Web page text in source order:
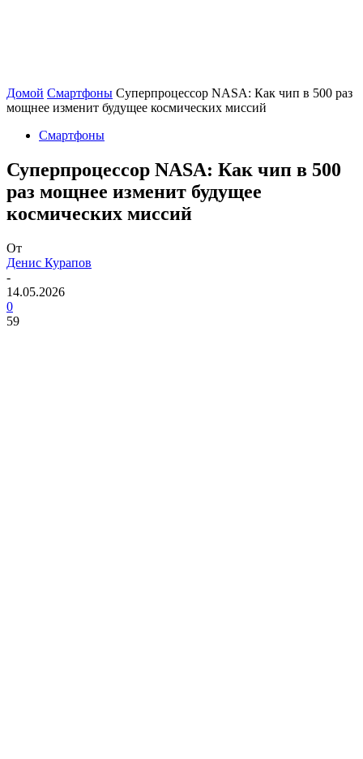
Домой Смартфоны Суперпроцессор NASA: Как чип в 500 раз
мощнее изменит будущее космических миссий
Смартфоны
Суперпроцессор NASA: Как чип в 500
раз мощнее изменит будущее
космических миссий
От
Денис Курапов
-
14.05.2026
0
59